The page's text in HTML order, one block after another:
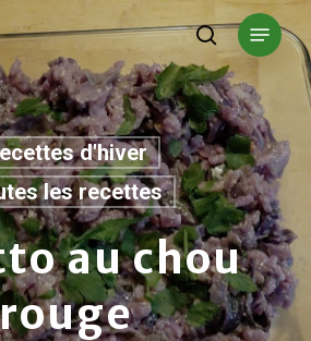
search
Menu
d'hiver
les recettes
au chou
rouge